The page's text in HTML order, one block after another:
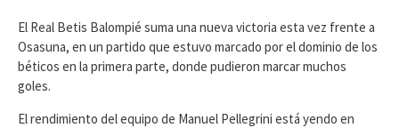
El Real Betis Balompié suma una nueva victoria esta vez frente a
Osasuna, en un partido que estuvo marcado por el dominio de los
béticos en la primera parte, donde pudieron marcar muchos
goles.
El rendimiento del equipo de Manuel Pellegrini está yendo en